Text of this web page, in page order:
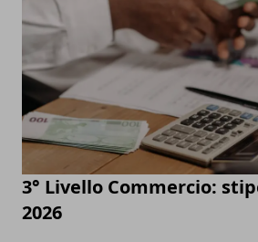
3° Livello Commercio:
2026